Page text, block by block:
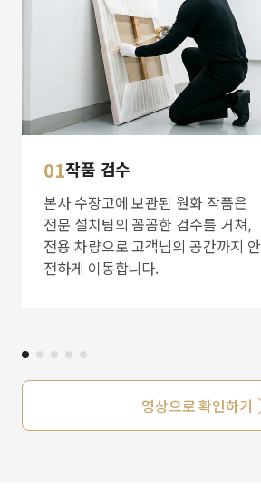
01작품 검수
본사 수장고에 보관된 원화 작품은
전문 설치팀의 꼼꼼한 검수를 거쳐,
전용 차량으로 고객님의 공간까지 안
전하게 이동합니다.
영상으로 확인하기